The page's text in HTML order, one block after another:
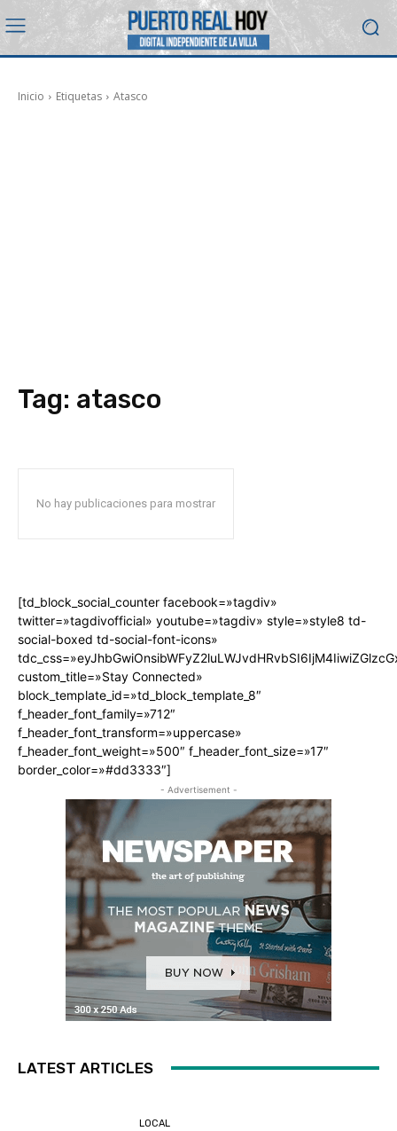
Inicio Etiquetas Atasco
Tag: atasco
No hay publicaciones para mostrar
[td_block_social_counter facebook=»tagdiv»
twitter=»tagdivofficial» youtube=»tagdiv» style=»style8 td-
social-boxed td-social-font-icons»
custom_title=»Stay Connected»
block_template_id=»td_block_template_8″
f_header_font_family=»712″
f_header_font_transform=»uppercase»
f_header_font_weight=»500″ f_header_font_size=»17″
border_color=»#dd3333″]
- Advertisement -
LATEST ARTICLES
LOCAL